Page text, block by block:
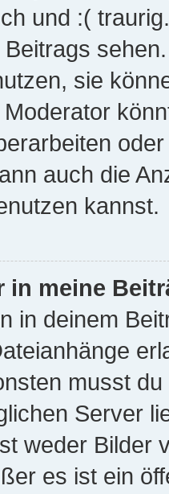
und :(
sie
auch die
kannst.
in meine
in deinem
musst
Server
weder Bilder
es ist ein